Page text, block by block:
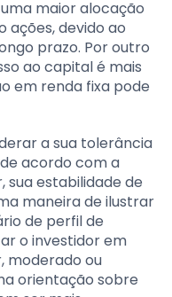
maior alocação
ações, devido ao
prazo. Por outro
ao capital é mais
em renda fixa pode
a sua tolerância
acordo com a
sua estabilidade de
maneira de ilustrar
de perfil de
o investidor em
moderado ou
orientação sobre